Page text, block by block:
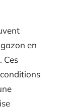
en
Ces